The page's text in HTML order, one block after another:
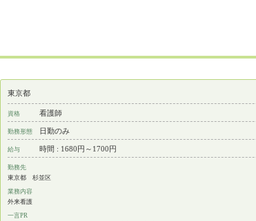
東京都
資格 看護師
勤務形態 日勤のみ
給与 時間 : 1680円～1700円
勤務先
東京都 杉並区
業務内容
外来看護
一言PR